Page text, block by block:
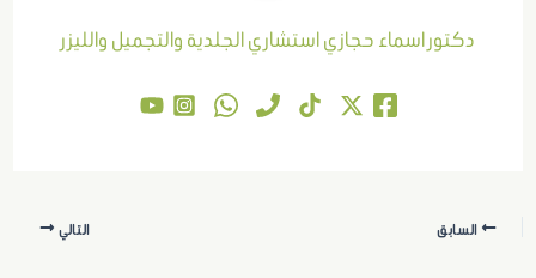
دكتور اسماء حجازي استشاري الجلدية والتجميل والليزر
السابق التالي